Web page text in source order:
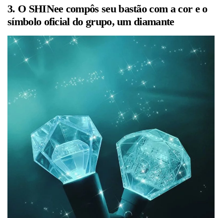
3. O SHINee compôs seu bastão com a cor e o
símbolo oficial do grupo, um diamante